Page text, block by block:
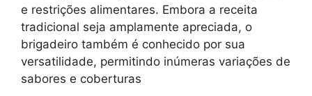
e restrições alimentares. Embora a receita
tradicional seja amplamente apreciada, o
brigadeiro também é conhecido por sua
versatilidade, permitindo inúmeras variações de
sabores e coberturas